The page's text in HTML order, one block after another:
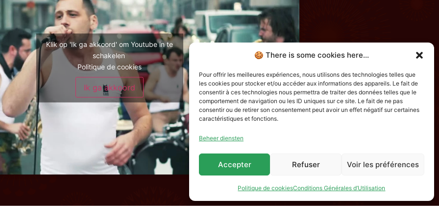
🍪 There is some cookies here...
Pour offrir les meilleures expériences, nous utilisons des technologies telles que
les cookies pour stocker et/ou accéder aux informations des appareils. Le fait de
consentir à ces technologies nous permettra de traiter des données telles que le
comportement de navigation ou les ID uniques sur ce site. Le fait de ne pas
consentir ou de retirer son consentement peut avoir un effet négatif sur certaines
caractéristiques et fonctions.
Beheer diensten
Accepter Refuser Voir les préférences
Politique de cookiesConditions Générales d’Utilisation
Klik op 'Ik ga akkoord' om Youtube in te
schakelen
Politique de cookies
Ik ga akkoord